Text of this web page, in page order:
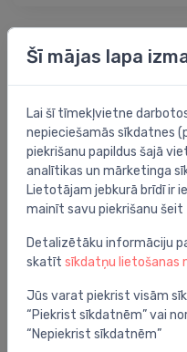
Preces apraksts
dušas vads, 1250 mm,
Jums
Šī mājas lapa
Lai šī tīmekļvietne
nepieciešamās sīkdatnes
piekrišanu papildus šajā
analītikas un mārketinga
Lietotājam jebkurā brīdī ir
mainīt savu piekrišanu šeit
Detalizētāku informāciju
skatīt sīkdatņu lietošanas
Jūs varat piekrist visām
“Piekrist sīkdatnēm” vai
“Nepiekrist sīkdatnēm”